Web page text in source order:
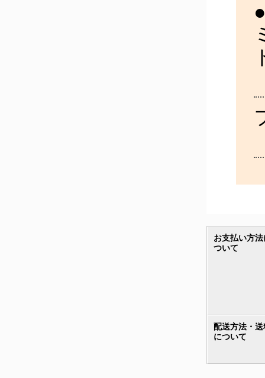
お支払い方法
ついて
配送方法・送
について